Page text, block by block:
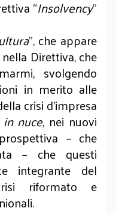
“Insolvency”
”, che appare
Direttiva, che
svolgendo
in merito alle
crisi d’impresa
in nuce, nei nuovi
– che
– che questi
integrante del
riformato e